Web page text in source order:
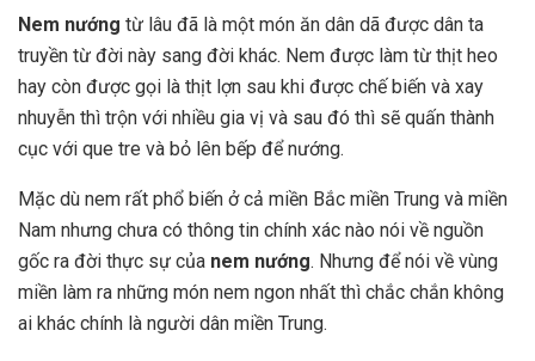
Nem nướng từ lâu đã là một món ăn dân dã được dân ta
truyền từ đời này sang đời khác. Nem được làm từ thịt heo
hay còn được gọi là thịt lợn sau khi được chế biến và xay
nhuyễn thì trộn với nhiều gia vị và sau đó thì sẽ quấn thành
cục với que tre và bỏ lên bếp để nướng.
Mặc dù nem rất phổ biến ở cả miền Bắc miền Trung và miền
Nam nhưng chưa có thông tin chính xác nào nói về nguồn
gốc ra đời thực sự của nem nướng. Nhưng để nói về vùng
miền làm ra những món nem ngon nhất thì chắc chắn không
ai khác chính là người dân miền Trung.